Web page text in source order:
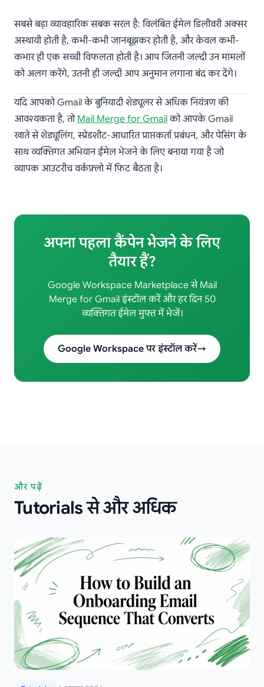
सबसे बड़ा व्यावहारिक सबक सरल है: विलंबित ईमेल डिलीवरी अक्सर
अस्थायी होती है, कभी-कभी जानबूझकर होती है, और केवल कभी-
कभार ही एक सच्ची विफलता होती है। आप जितनी जल्दी उन मामलों
को अलग करेंगे, उतनी ही जल्दी आप अनुमान लगाना बंद कर देंगे।
यदि आपको Gmail के बुनियादी शेड्यूलर से अधिक नियंत्रण की
आवश्यकता है, तो Mail Merge for Gmailको आपके Gmail
खाते से शेड्यूलिंग, स्प्रेडशीट-आधारित प्राप्तकर्ता प्रबंधन, और पेसिंग के
साथ व्यक्तिगत अभियान ईमेल भेजने के लिए बनाया गया है जो
व्यापक आउटरीच वर्कफ़्लो में फिट बैठता है।
अपना पहला कैंपेन भेजने के लिए
तैयार हैं?
Google Workspace Marketplace से Mail
Merge for Gmail इंस्टॉल करें और हर दिन 50
व्यक्तिगत ईमेल मुफ्त में भेजें।
Google Workspace पर इंस्टॉल करें
और पढ़ें
Tutorials से और अधिक